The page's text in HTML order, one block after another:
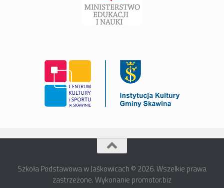
Szkoła Podstawowa w Jaśkowicach © 2026. Wszelkie prawa
zastrzeżone. Wykonanie promotor.biz